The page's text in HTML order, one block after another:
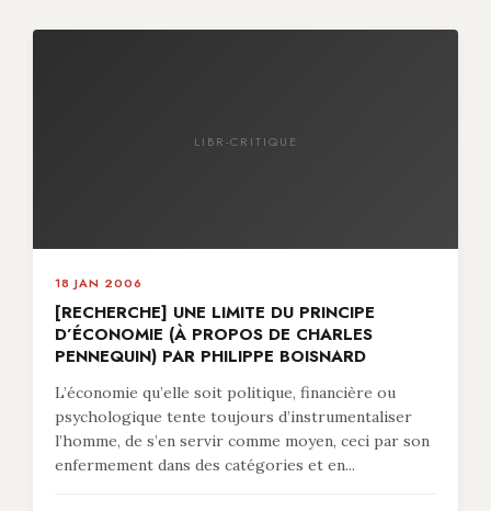
LIBR-CRITIQUE
18 JAN 2006
[RECHERCHE] UNE LIMITE DU PRINCIPE
D’ÉCONOMIE (À PROPOS DE CHARLES
PENNEQUIN) PAR PHILIPPE BOISNARD
L’économie qu’elle soit politique, financière ou
psychologique tente toujours d’instrumentaliser
l’homme, de s’en servir comme moyen, ceci par son
enfermement dans des catégories et en...